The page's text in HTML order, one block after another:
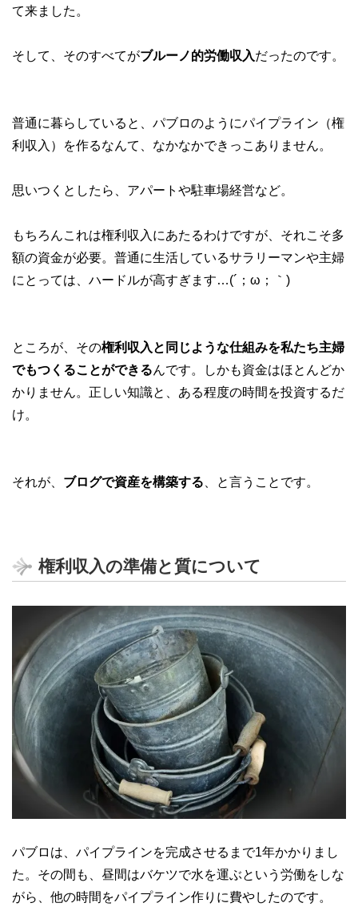
て来ました。
そして、そのすべてがブルーノ的労働収入だったのです。
普通に暮らしていると、パブロのようにパイプライン（権
利収入）を作るなんて、なかなかできっこありません。
思いつくとしたら、アパートや駐車場経営など。
もちろんこれは権利収入にあたるわけですが、それこそ多
額の資金が必要。普通に生活しているサラリーマンや主婦
にとっては、ハードルが高すぎます…(´；ω；｀)
ところが、その権利収入と同じような仕組みを私たち主婦
でもつくることができるんです。しかも資金はほとんどか
かりません。正しい知識と、ある程度の時間を投資するだ
け。
それが、 ブログで資産を構築する 、と言うことです。
権利収入の準備と質について
パブロは、パイプラインを完成させるまで1年かかりまし
た。その間も、昼間はバケツで水を運ぶという労働をしな
がら、他の時間をパイプライン作りに費やしたのです。